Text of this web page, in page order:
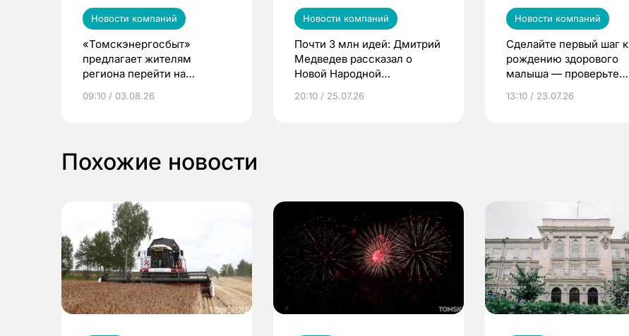
Новости компаний
«Томскэнергосбыт»
предлагает жителям
региона перейти на
выиграть призы
09:10 / 03.08.26
Новости компаний
Почти 3 млн идей: Дмитрий
Медведев рассказал о
Новой Народной
20:10 / 25.07.26
Новости компаний
Сделайте первый шаг к
рождению здорового
малыша — проверьте
по ОМС!
13:10 / 23.07.26
Похожие новости